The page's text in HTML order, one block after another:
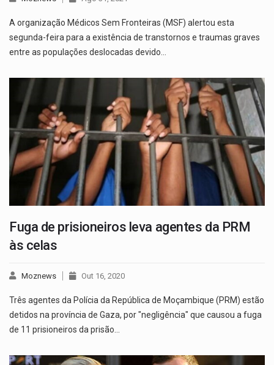
A organização Médicos Sem Fronteiras (MSF) alertou esta
segunda-feira para a existência de transtornos e traumas graves
entre as populações deslocadas devido…
Fuga de prisioneiros leva agentes da PRM
às celas
Moznews Out 16, 2020
Três agentes da Polícia da República de Moçambique (PRM) estão
detidos na província de Gaza, por "negligência" que causou a fuga
de 11 prisioneiros da prisão…